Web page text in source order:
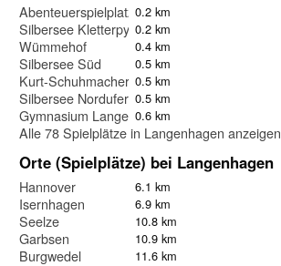
Abenteuerspielplatz Silbersee
0.2 km
Silbersee Kletterpyramide
0.2 km
Wümmehof 0.4 km
Silbersee Süd 0.5 km
Kurt-Schuhmacher-Allee
0.5 km
Silbersee Nordufer 0.5 km
Gymnasium Langenhagen
0.6 km
Alle 78 Spielplätze in Langenhagen anzeigen
Orte (Spielplätze) bei Langenhagen
Hannover 6.1 km
Isernhagen 6.9 km
Seelze 10.8 km
Garbsen 10.9 km
Burgwedel 11.6 km